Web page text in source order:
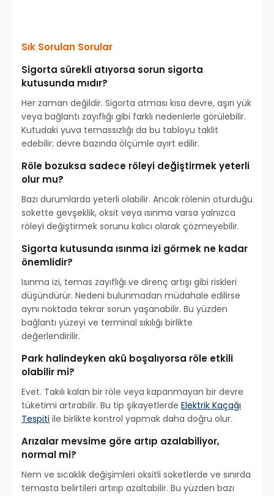
Sık Sorulan Sorular
Sigorta sürekli atıyorsa sorun sigorta
kutusunda mıdır?
Her zaman değildir. Sigorta atması kısa devre, aşırı yük
veya bağlantı zayıflığı gibi farklı nedenlerle görülebilir.
Kutudaki yuva temassızlığı da bu tabloyu taklit
edebilir; devre bazında ölçümle ayırt edilir.
Röle bozuksa sadece röleyi değiştirmek yeterli
olur mu?
Bazı durumlarda yeterli olabilir. Ancak rölenin oturduğu
sokette gevşeklik, oksit veya ısınma varsa yalnızca
röleyi değiştirmek sorunu kalıcı olarak çözmeyebilir.
Sigorta kutusunda ısınma izi görmek ne kadar
önemlidir?
Isınma izi, temas zayıflığı ve direnç artışı gibi riskleri
düşündürür. Nedeni bulunmadan müdahale edilirse
aynı noktada tekrar sorun yaşanabilir. Bu yüzden
bağlantı yüzeyi ve terminal sıkılığı birlikte
değerlendirilir.
Park halindeyken akü boşalıyorsa röle etkili
olabilir mi?
Evet. Takılı kalan bir röle veya kapanmayan bir devre
tüketimi artırabilir. Bu tip şikayetlerde Elektrik Kaçağı
Tespiti ile birlikte kontrol yapmak daha doğru olur.
Arızalar mevsime göre artıp azalabiliyor,
normal mi?
Nem ve sıcaklık değişimleri oksitli soketlerde ve sınırda
temasta belirtileri artırıp azaltabilir. Bu yüzden bazı